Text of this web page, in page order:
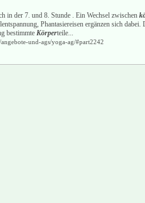
in der 7. und 8. Stunde . Ein Wechsel zwischen
Phantasiereisen ergänzen sich
bestimmte Körperteile...
und-ags/yoga-ag/#part2242